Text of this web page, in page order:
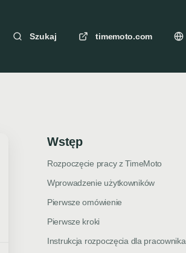
Szukaj timemoto.com
Wstęp
Rozpoczęcie pracy z TimeMoto
Wprowadzenie użytkowników
Pierwsze omówienie
Pierwsze kroki
Instrukcja rozpoczęcia dla pracownika